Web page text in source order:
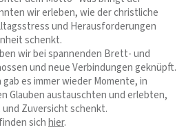
wir erleben, wie der christliche
und Herausforderungen
schenkt.
wir bei spannenden Brett- und
und neue Verbindungen geknüpft.
es immer wieder Momente, in
Glauben austauschten und erlebten,
Zuversicht schenkt.
sichhier.